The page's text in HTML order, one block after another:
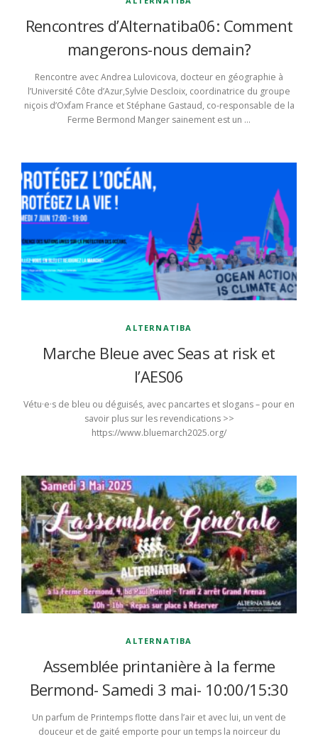
Rencontres d’Alternatiba06: Comment
mangerons-nous demain?
Rencontre avec Andrea Lulovicova, docteur en géographie à
l’Université Côte d’Azur,Sylvie Descloix, coordinatrice du groupe
niçois d’Oxfam France et Stéphane Gastaud, co-responsable de la
Ferme Bermond Manger sainement est un …
ALTERNATIBA
Marche Bleue avec Seas at risk et
l’AES06
Vétu·e·s de bleu ou déguisés, avec pancartes et slogans – pour en
savoir plus sur les revendications >>
https://www.bluemarch2025.org/
ALTERNATIBA
Assemblée printanière à la ferme
Bermond- Samedi 3 mai- 10:00/15:30
Un parfum de Printemps flotte dans l’air et avec lui, un vent de
douceur et de gaité emporte pour un temps la noirceur du